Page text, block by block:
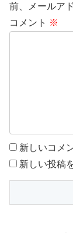
前、メールア
コメント ※
新しいコメ
新しい投稿